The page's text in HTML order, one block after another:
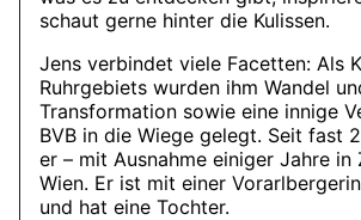
schaut gerne hinter die Kulissen.
Jens verbindet viele Facetten: Als
Ruhrgebiets wurden ihm Wandel
Transformation sowie eine innige
BVB in die Wiege gelegt. Seit fast
er – mit Ausnahme einiger Jahre in
Wien. Er ist mit einer
und hat eine Tochter.